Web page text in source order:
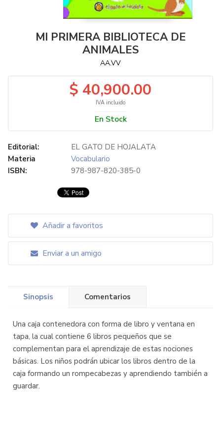
MI PRIMERA BIBLIOTECA DE
ANIMALES
AA.VV
$ 40,900.00
IVA incluido
En Stock
Editorial:
EL GATO DE HOJALATA
Materia
Vocabulario
ISBN:
978-987-820-385-0
Añadir a favoritos
Enviar a un amigo
Sinopsis Comentarios
Una caja contenedora con forma de libro y ventana en
tapa, la cual contiene 6 libros pequeños que se
complementan para el aprendizaje de estas nociones
básicas. Los niños podrán ubicar los libros dentro de la
caja formando un rompecabezas y aprendiendo también a
guardar.